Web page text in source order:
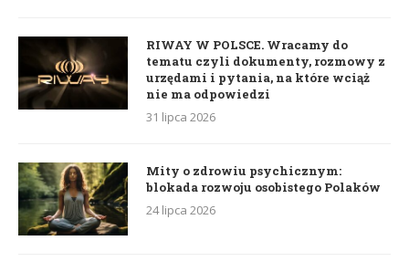
RIWAY W POLSCE. Wracamy do
tematu czyli dokumenty, rozmowy z
urzędami i pytania, na które wciąż
nie ma odpowiedzi
31 lipca 2026
Mity o zdrowiu psychicznym:
blokada rozwoju osobistego Polaków
24 lipca 2026